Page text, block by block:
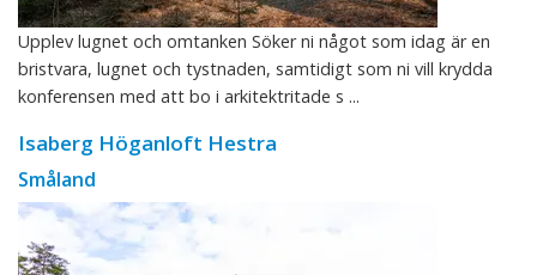
Upplev lugnet och omtanken Söker ni något som idag är en
bristvara, lugnet och tystnaden, samtidigt som ni vill krydda
konferensen med att bo i arkitektritade s ...
Isaberg Höganloft Hestra
Småland